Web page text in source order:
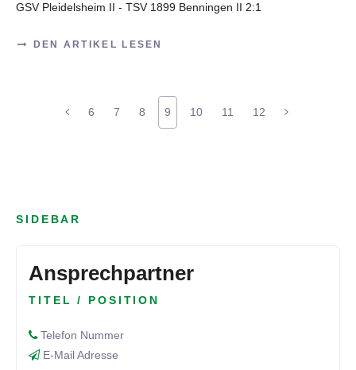
GSV Pleidelsheim II - TSV 1899 Benningen II 2:1
DEN ARTIKEL LESEN
6 7 8 9 10 11 12
SIDEBAR
Ansprechpartner
TITEL / POSITION
Telefon Nummer
E-Mail Adresse